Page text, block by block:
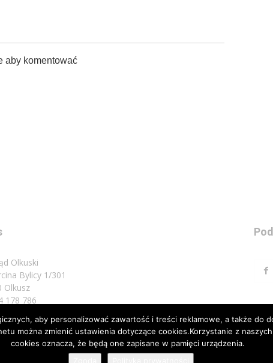
aby komentować
Olkuski
Bylicy 1/301
Olkusz
178 786
do nas: biuro@przeglad.olkuski.pl
aby personalizować zawartość i treści reklamowe, a także do
można zmienić ustawienia dotyczące cookies.Korzystanie z
cookies oznacza, że będą one zapisane w pamięci urządzenia.